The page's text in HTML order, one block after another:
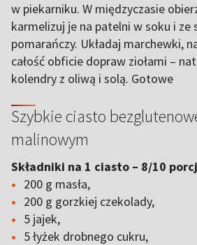
w piekarniku. W międzyczasie
karmelizuj je na patelni w soku i ze
pomarańczy. Układaj marchewki,
całość obficie dopraw ziołami –
kolendry z oliwą i solą. Gotowe
Szybkie ciasto
malinowym
Składniki na 1 ciasto – 8/10
200 g masła,
200 g gorzkiej czekolady,
5 jajek,
5 łyżek drobnego cukru,